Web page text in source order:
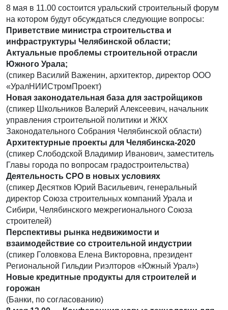
8 мая в 11.00 состоится уральский строительный форум
на котором будут обсуждаться следующие вопросы:
Приветствие министра строительства и
инфраструктуры Челябинской области;
Актуальные проблемы строительной отрасли
Южного Урала;
(спикер Василий Важенин, архитектор, директор ООО
«УралНИИСтромПроект)
Новая законодательная база для застройщиков
(спикер Школьников Валерий Алексеевич, начальник
управления строительной политики и ЖКХ
Законодательного Собрания Челябинской области)
Архитектурные проекты для Челябинска-2020
(спикер Слободской Владимир Иванович, заместитель
Главы города по вопросам градостроительства)
Деятельность СРО в новых условиях
(спикер Десятков Юрий Васильевич, генеральный
директор Союза строительных компаний Урала и
Сибири, Челябинского межрегионального Союза
строителей)
Перспективы рынка недвижимости и
взаимодействие со строительной индустрии
(спикер Головкова Елена Викторовна, президент
Региональной Гильдии Риэлторов «Южный Урал»)
Новые кредитные продукты для строителей и
горожан
(Банки, по согласованию)